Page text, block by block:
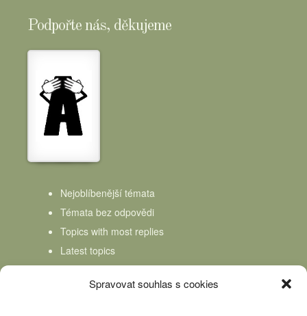
Spravovat souhlas s cookies
Podpořte nás, děkujeme
Nejoblíbenější témata
Témata bez odpovědi
Topics with most replies
Latest topics
Topics Freshness